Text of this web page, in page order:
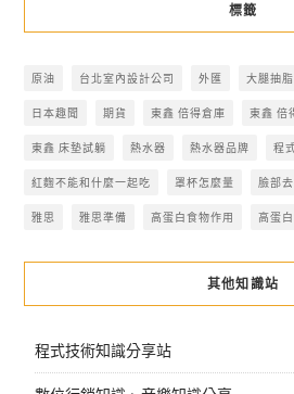
標籤
原油 台北室內設計公司 外匯 大腿抽脂
日本趣聞 期貨 東鑫 倍得倉庫 東鑫 倍
東鑫 床墊試躺 熱水器 熱水器品牌 程
紅麴不能和什麼一起吃 罩杯怎麼量 臉部
雅思 雅思準備 高蛋白食物作用 高蛋
其他知識站
程式技術知識分享站